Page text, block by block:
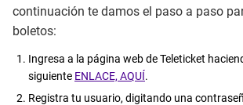
continuación te damos el paso a paso
boletos:
Ingresa a la página web de Teleticket
siguiente ENLACE, AQUÍ.
Registra tu usuario, digitando una